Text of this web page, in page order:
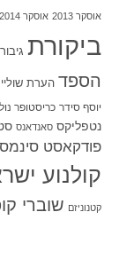
אוסקר 2013 אוסקר 2014
ביקורת
הספד הערת
יוסף סידר כריסטופר
נטפליקס סאנדאנס
פודקאסט
קולנוע
קטנוניזם שוברי